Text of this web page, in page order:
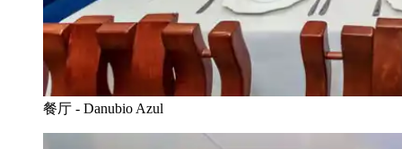
餐厅 - Danubio Azul